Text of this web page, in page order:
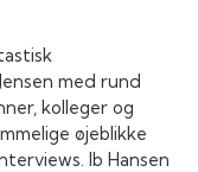
med rund
kolleger og
øjeblikke
Ib Hansen